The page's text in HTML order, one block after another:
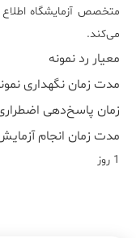
متخصص آزمایشگاه
می‌کند.
معیار رد نمونه
مدت زمان نگهداری
زمان پاسخ‌دهی
مدت زمان انجام
1 روز